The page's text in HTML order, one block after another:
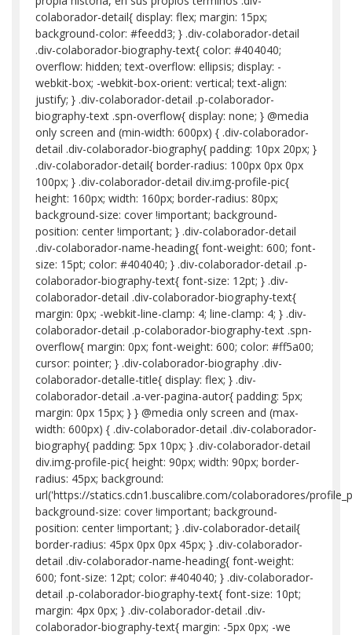
colaborador-detail{ display: flex; margin: 15px;
background-color: #feedd3; } .div-colaborador-detail
.div-colaborador-biography-text{ color: #404040;
overflow: hidden; text-overflow: ellipsis; display: -
webkit-box; -webkit-box-orient: vertical; text-align:
justify; } .div-colaborador-detail .p-colaborador-
biography-text .spn-overflow{ display: none; } @media
only screen and (min-width: 600px) { .div-colaborador-
detail .div-colaborador-biography{ padding: 10px 20px; }
.div-colaborador-detail{ border-radius: 100px 0px 0px
100px; } .div-colaborador-detail div.img-profile-pic{
height: 160px; width: 160px; border-radius: 80px;
background-size: cover !important; background-
position: center !important; } .div-colaborador-detail
.div-colaborador-name-heading{ font-weight: 600; font-
size: 15pt; color: #404040; } .div-colaborador-detail .p-
colaborador-biography-text{ font-size: 12pt; } .div-
colaborador-detail .div-colaborador-biography-text{
margin: 0px; -webkit-line-clamp: 4; line-clamp: 4; } .div-
colaborador-detail .p-colaborador-biography-text .spn-
overflow{ margin: 0px; font-weight: 600; color: #ff5a00;
cursor: pointer; } .div-colaborador-biography .div-
colaborador-detalle-title{ display: flex; } .div-
colaborador-detail .a-ver-pagina-autor{ padding: 5px;
margin: 0px 15px; } } @media only screen and (max-
width: 600px) { .div-colaborador-detail .div-colaborador-
biography{ padding: 5px 10px; } .div-colaborador-detail
div.img-profile-pic{ height: 90px; width: 90px; border-
radius: 45px; background:
url('https://statics.cdn1.buscalibre.com/colaboradores/
background-size: cover !important; background-
position: center !important; } .div-colaborador-detail{
border-radius: 45px 0px 0px 45px; } .div-colaborador-
detail .div-colaborador-name-heading{ font-weight:
600; font-size: 12pt; color: #404040; } .div-colaborador-
detail .p-colaborador-biography-text{ font-size: 10pt;
margin: 4px 0px; } .div-colaborador-detail .div-
colaborador-biography-text{ margin: -5px 0px; -we